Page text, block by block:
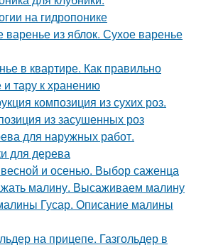
на гидропонике
варенье из яблок. Сухое варенье
в квартире. Как правильно
и тару к хранению
композиция из сухих роз.
из засушенных роз
для наружных работ.
для дерева
и осенью. Выбор саженца
малину. Высаживаем малину
Гусар. Описание малины
на прицепе. Газгольдер в